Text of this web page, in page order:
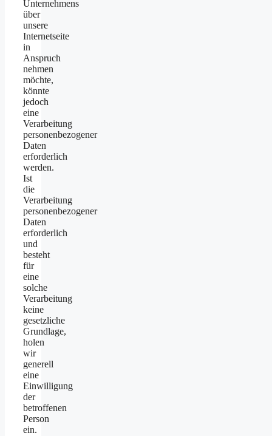
Unternehmens
über
unsere
Internetseite
in
Anspruch
nehmen
möchte,
könnte
jedoch
eine
Verarbeitung
personenbezogener
Daten
erforderlich
werden.
Ist
die
Verarbeitung
personenbezogener
Daten
erforderlich
und
besteht
für
eine
solche
Verarbeitung
keine
gesetzliche
Grundlage,
holen
wir
generell
eine
Einwilligung
der
betroffenen
Person
ein.